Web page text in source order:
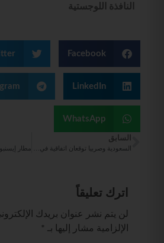
النافذة اللوجستية
Facebook
LinkedIn
WhatsApp
السابق
اترك تعليقاً
لن يتم نشر عنوان بريدك
الإلزامية مشار إليها بـ *